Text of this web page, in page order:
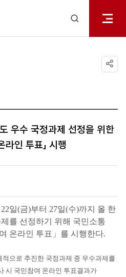
열기
우수 국정과제 선정을 위한
라인 투표」 시행
일(금)부터 27일(수)까지 올 한
를 선정하기 위해 국민소통
온라인 투표」를 시행한다.
으로 추진한 국정과제 중 우수과제를
시 국민참여 온라인 투표결과가